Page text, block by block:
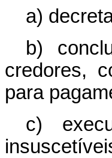
a)
b)
credores,
para
c)